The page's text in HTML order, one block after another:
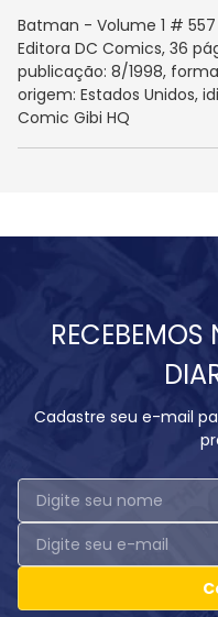
Batman - Volume 1 #
Editora DC Comics, 36
publicação: 8/1998,
origem: Estados Unidos,
Comic Gibi HQ
Cadastre seu e-mail